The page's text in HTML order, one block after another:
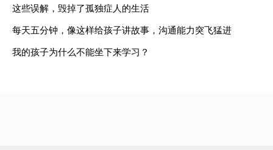
这些误解，毁掉了孤独症人的生活
每天五分钟，像这样给孩子讲故事，沟通能力突飞猛进
我的孩子为什么不能坐下来学习？